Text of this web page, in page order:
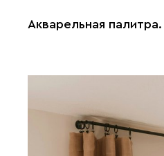
Акварельная палитра.